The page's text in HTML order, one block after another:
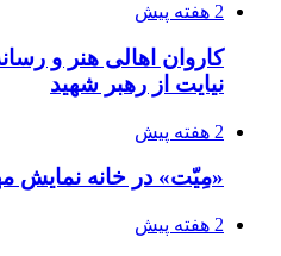
2 هفته پیش
کاروان اهالی هنر و
نیایت از رهبر شهید
2 هفته پیش
«مِیّت» در خانه نمایش
2 هفته پیش